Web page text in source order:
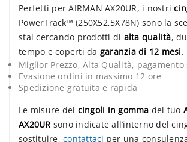
Perfetti per AIRMAN AX20UR, i nostri
PowerTrack™ (250X52,5X78N) sono la
stai cercando prodotti di alta qualità,
tempo e coperti da garanzia di 12 mesi.
Miglior Prezzo, Alta Qualità,
Evasione ordini in massimo 12 ore
Spedizione gratuita e rapida
Le misure dei cingoli in gomma del tuo
AX20UR sono indicate all’interno del
sostituire, contattaci per una